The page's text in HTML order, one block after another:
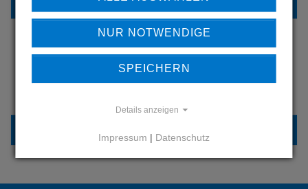
HABEN SIE FRAGEN?
NUR NOTWENDIGE
SPEICHERN
Details anzeigen
Impressum | Datenschutz